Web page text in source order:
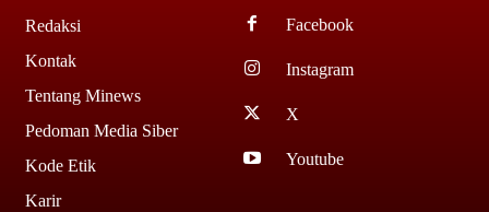
Redaksi
Kontak
Tentang Minews
Pedoman Media Siber
Kode Etik
Karir
Facebook
Instagram
X
Youtube